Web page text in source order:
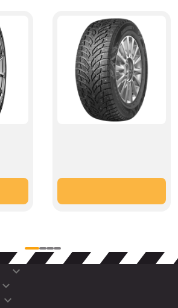
keyboard_arrow_down
keyboard_arrow_down
keyboard_arrow_down